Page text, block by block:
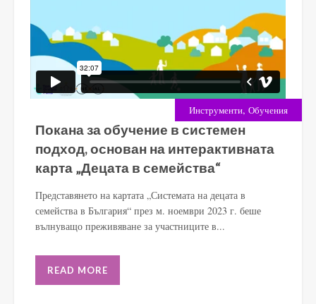
Инструменти, Обучения
Покана за обучение в системен
подход, основан на интерактивната
карта „Децата в семейства“
Представянето на картата „Системата на децата в
семейства в България“ през м. ноември 2023 г. беше
вълнуващо преживяване за участниците в...
READ MORE